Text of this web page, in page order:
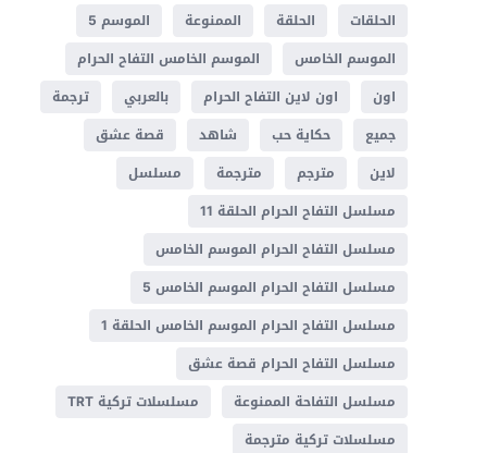
الحلقات
الحلقة الممنوعة
الموسم 5
الموسم الخامس
الموسم الخامس التفاح الحرام
اون
اون لاين التفاح الحرام بالعربي
ترجمة
جميع
حكاية حب شاهد
قصة عشق
لاين
مترجم مترجمة
مسلسل
مسلسل التفاح الحرام الحلقة 11
مسلسل التفاح الحرام الموسم الخامس
مسلسل التفاح الحرام الموسم الخامس 5
مسلسل التفاح الحرام الموسم الخامس الحلقة 1
مسلسل التفاح الحرام قصة عشق
مسلسل التفاحة الممنوعة
مسلسلات تركية TRT
مسلسلات تركية مترجمة